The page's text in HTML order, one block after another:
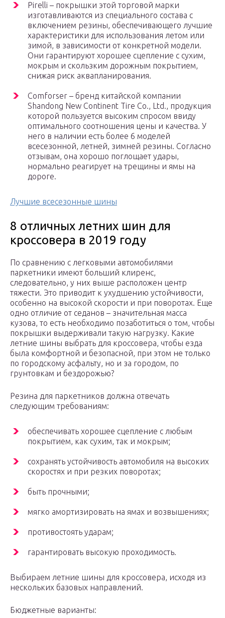
Pirelli – покрышки этой торговой марки
изготавливаются из специального состава с
включением резины, обеспечивающего лучшие
характеристики для использования летом или
зимой, в зависимости от конкретной модели.
Они гарантируют хорошее сцепление с сухим,
мокрым и скользким дорожным покрытием,
снижая риск аквапланирования.
Comforser – бренд китайской компании
Shandong New Continent Tire Co., Ltd., продукция
которой пользуется высоким спросом ввиду
оптимального соотношения цены и качества. У
него в наличии есть более 6 моделей
всесезонной, летней, зимней резины. Согласно
отзывам, она хорошо поглощает удары,
нормально реагирует на трещины и ямы на
дороге.
Лучшие всесезонные шины
8 отличных летних шин для
кроссовера в 2019 году
По сравнению с легковыми автомобилями
паркетники имеют больший клиренс,
следовательно, у них выше расположен центр
тяжести. Это приводит к ухудшению устойчивости,
особенно на высокой скорости и при поворотах. Еще
одно отличие от седанов – значительная масса
кузова, то есть необходимо позаботиться о том, чтобы
покрышки выдерживали такую нагрузку. Какие
летние шины выбрать для кроссовера, чтобы езда
была комфортной и безопасной, при этом не только
по городскому асфальту, но и за городом, по
грунтовкам и бездорожью?
Резина для паркетников должна отвечать
следующим требованиям:
обеспечивать хорошее сцепление с любым
покрытием, как сухим, так и мокрым;
сохранять устойчивость автомобиля на высоких
скоростях и при резких поворотах;
быть прочными;
мягко амортизировать на ямах и возвышениях;
противостоять ударам;
гарантировать высокую проходимость.
Выбираем летние шины для кроссовера, исходя из
нескольких базовых направлений.
Бюджетные варианты: